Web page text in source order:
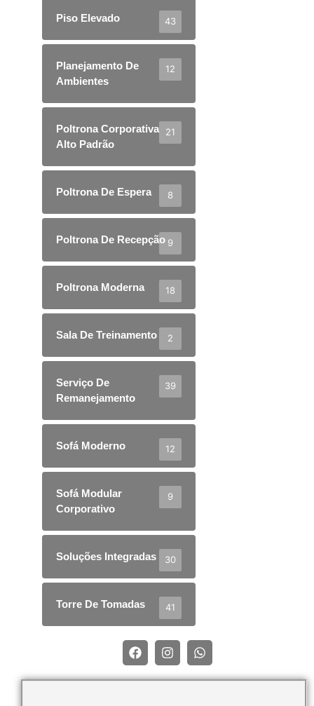
Piso Elevado 43
Planejamento De
Ambientes
12
Poltrona Corporativa
Alto Padrão
21
Poltrona De Espera 8
Poltrona De Recepção 9
Poltrona Moderna 18
Sala De Treinamento 2
Serviço De
Remanejamento
39
Sofá Moderno 12
Sofá Modular
Corporativo
9
Soluções Integradas 30
Torre De Tomadas 41